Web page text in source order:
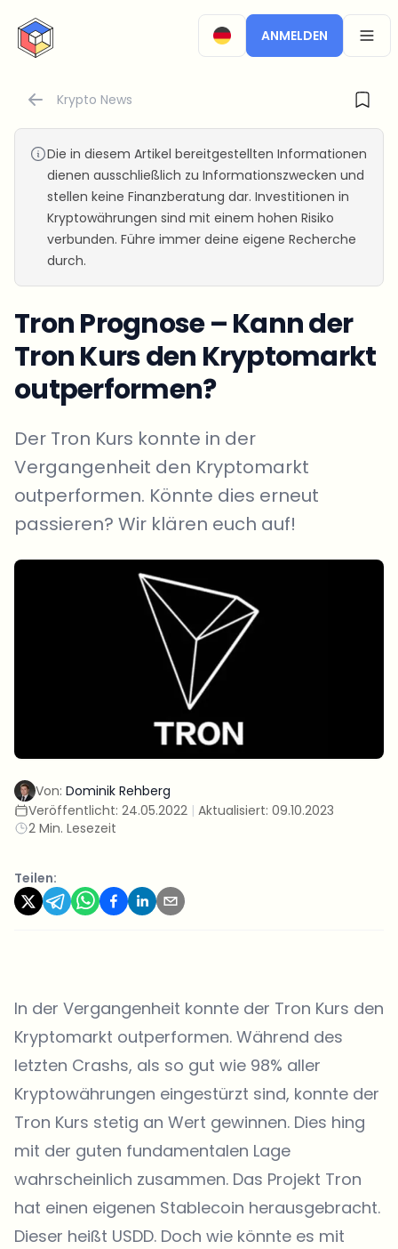
CryptoTicker
ANMELDEN
Krypto News
Die in diesem Artikel bereitgestellten Informationen
dienen ausschließlich zu Informationszwecken und
stellen keine Finanzberatung dar. Investitionen in
Kryptowährungen sind mit einem hohen Risiko
verbunden. Führe immer deine eigene Recherche
durch.
Tron Prognose – Kann der
Tron Kurs den Kryptomarkt
outperformen?
Der Tron Kurs konnte in der
Vergangenheit den Kryptomarkt
outperformen. Könnte dies erneut
passieren? Wir klären euch auf!
Von: Dominik Rehberg
Veröffentlicht: 24.05.2022 | Aktualisiert: 09.10.2023
2 Min. Lesezeit
Teilen:
In der Vergangenheit konnte der Tron Kurs den
Kryptomarkt outperformen. Während des
letzten Crashs, als so gut wie 98% aller
Kryptowährungen eingestürzt sind, konnte der
Tron Kurs stetig an Wert gewinnen. Dies hing
mit der guten fundamentalen Lage
wahrscheinlich zusammen. Das Projekt Tron
hat einen eigenen Stablecoin herausgebracht.
Dieser heißt USDD. Doch wie könnte es mit